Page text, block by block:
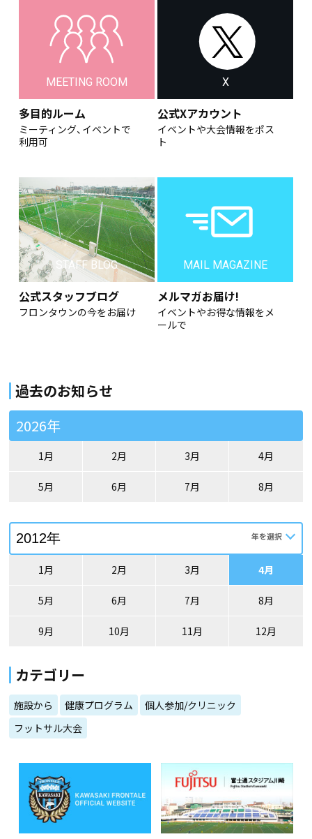
MEETING ROOM
多目的ルーム
ミーティング、イベントで
利用可
X
公式Xアカウント
イベントや大会情報をポス
ト
STAFF BLOG
公式スタッフブログ
フロンタウンの今をお届け
MAIL MAGAZINE
メルマガお届け!
イベントやお得な情報をメ
ールで
過去のお知らせ
2026年
1月 2月 3月 4月
5月 6月 7月 8月
1月 2月 3月 4月
5月 6月 7月 8月
9月 10月 11月 12月
カテゴリー
施設から 健康プログラム
個人参加/クリニック
フットサル大会